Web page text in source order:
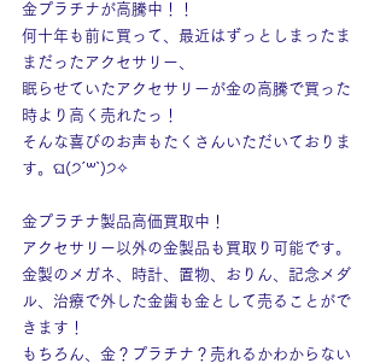
金プラチナが高騰中！！
何十年も前に買って、最近はずっとしまったま
まだったアクセサリー、
眠らせていたアクセサリーが金の高騰で買った
時より高く売れたっ！
そんな喜びのお声もたくさんいただいておりま
す。ଘ(੭ˊ꒳​ˋ)੭✧
金プラチナ製品高価買取中！
アクセサリー以外の金製品も買取り可能です。
金製のメガネ、時計、置物、おりん、記念メダ
ル、治療で外した金歯も金として売ることがで
きます！
もちろん、金？プラチナ？売れるかわからない